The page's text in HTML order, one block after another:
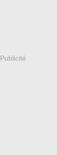
Publicité